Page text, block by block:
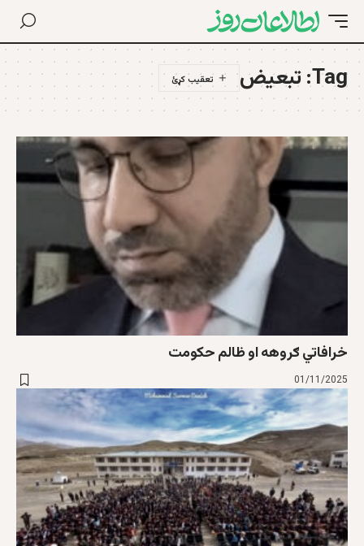
Tag: تبعیض
خرافاتي ګروهه او ظالم حکومت
01/11/2025